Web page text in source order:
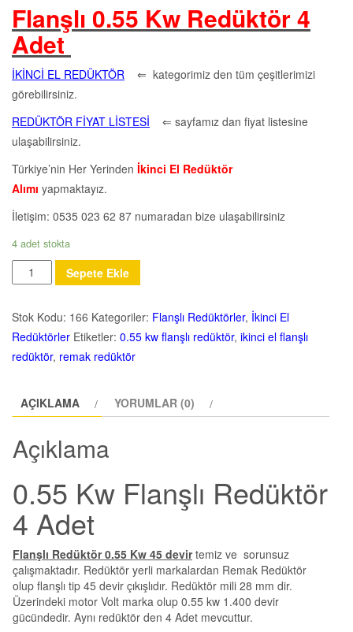
Flanşlı 0.55 Kw Redüktör 4
Adet
İKİNCİ EL REDÜKTÖR ⇐ kategorimiz den tüm çeşitlerimizi
görebilirsiniz.
REDÜKTÖR FİYAT LİSTESİ ⇐ sayfamız dan fiyat listesine
ulaşabilirsiniz.
Türkiye’nin Her Yerinden İkinci El Redüktör
Alımı yapmaktayız.
İletişim: 0535 023 62 87 numaradan bize ulaşabilirsiniz
4 adet stokta
Miktar Sepete Ekle
Stok Kodu: 166 Kategoriler: Flanşlı Redüktörler, İkinci El
Redüktörler Etiketler: 0.55 kw flanşlı redüktör, ikinci el flanşlı
redüktör, remak redüktör
AÇIKLAMA YORUMLAR (0)
Açıklama
0.55 Kw Flanşlı Redüktör
4 Adet
Flanşlı Redüktör 0.55 Kw 45 devirtemiz ve sorunsuz
çalışmaktadır. Redüktör yerli markalardan Remak Redüktör
olup flanşlı tip 45 devir çıkışlıdır. Redüktör mili 28 mm dir.
Üzerindeki motor Volt marka olup 0.55 kw 1.400 devir
gücündedir. Aynı redüktör den 4 Adet mevcuttur.